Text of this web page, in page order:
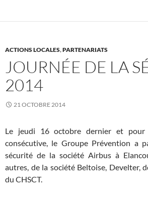
ACTIONS LOCALES,PARTENARIATS
JOURNÉE DE LA
2014
21 OCTOBRE 2014
Le jeudi 16 octobre dernier et pour
consécutive, le Groupe Prévention a
sécurité de la société Airbus à
autres, de la société Beltoise, Develter,
du CHSCT.